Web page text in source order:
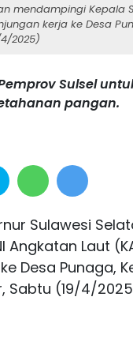
mendampingi Kepala
kerja ke Desa
2025)
Sulsel
pangan.
Sulawesi
Laut
Desa Punaga,
Sabtu (19/4/